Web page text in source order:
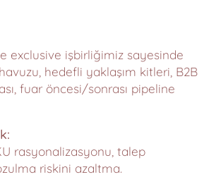
exclusive işbirliğimiz sayesinde
hedefli yaklaşım kitleri, B2B
fuar öncesi/sonrası pipeline
rasyonalizasyonu, talep
riskini azaltma.